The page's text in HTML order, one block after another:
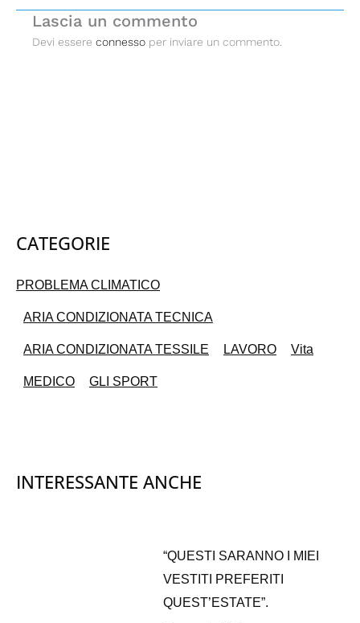
Lascia un commento
Devi essere connesso per inviare un commento.
CATEGORIE
PROBLEMA CLIMATICO
ARIA CONDIZIONATA TECNICA
ARIA CONDIZIONATA TESSILE LAVORO Vita
MEDICO GLI SPORT
INTERESSANTE ANCHE
“QUESTI SARANNO I MIEI
VESTITI PREFERITI
QUEST’ESTATE”.